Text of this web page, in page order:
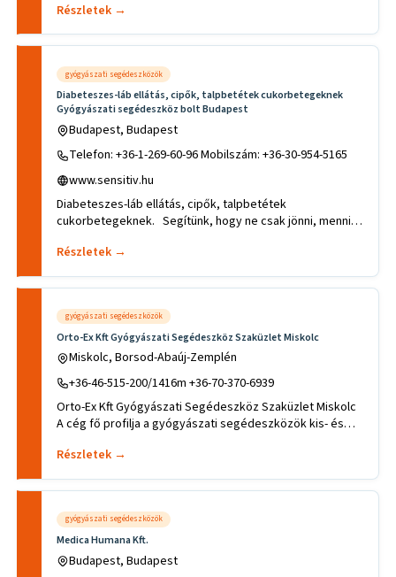
Részletek →
gyógyászati segédeszközök
Diabeteszes-láb ellátás, cipők, talpbetétek cukorbetegeknek
Gyógyászati segédeszköz bolt Budapest
Budapest, Budapest
Telefon: +36-1-269-60-96 Mobilszám: +36-30-954-5165
www.sensitiv.hu
Diabeteszes-láb ellátás, cipők, talpbetétek
cukorbetegeknek. Segítünk, hogy ne csak jönni, menni is
Részletek →
gyógyászati segédeszközök
Orto-Ex Kft Gyógyászati Segédeszköz Szaküzlet Miskolc
Miskolc, Borsod-Abaúj-Zemplén
+36-46-515-200/1416m +36-70-370-6939
Orto-Ex Kft Gyógyászati Segédeszköz Szaküzlet Miskolc
A cég fő profilja a gyógyászati segédeszközök kis- és
Részletek →
gyógyászati segédeszközök
Medica Humana Kft.
Budapest, Budapest